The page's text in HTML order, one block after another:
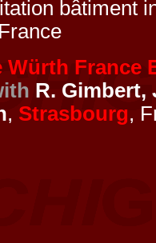
bâtiment
Würth France
R. Gimbert,
, Strasbourg,